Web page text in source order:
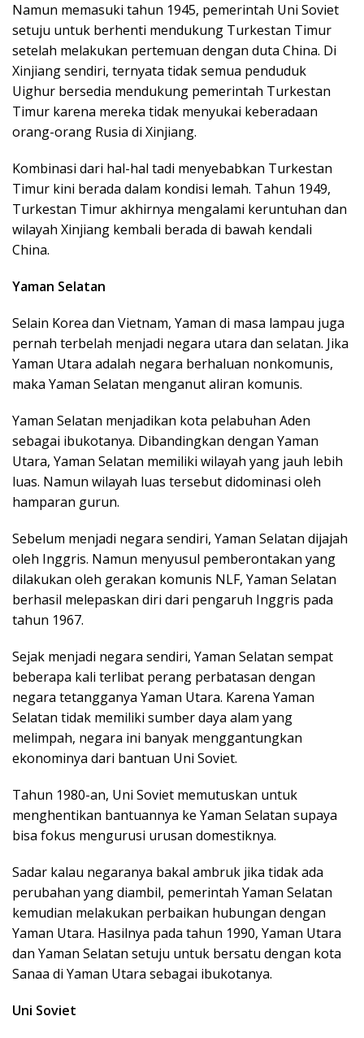
Namun memasuki tahun 1945, pemerintah Uni Soviet
setuju untuk berhenti mendukung Turkestan Timur
setelah melakukan pertemuan dengan duta China. Di
Xinjiang sendiri, ternyata tidak semua penduduk
Uighur bersedia mendukung pemerintah Turkestan
Timur karena mereka tidak menyukai keberadaan
orang-orang Rusia di Xinjiang.
Kombinasi dari hal-hal tadi menyebabkan Turkestan
Timur kini berada dalam kondisi lemah. Tahun 1949,
Turkestan Timur akhirnya mengalami keruntuhan dan
wilayah Xinjiang kembali berada di bawah kendali
China.
Yaman Selatan
Selain Korea dan Vietnam, Yaman di masa lampau juga
pernah terbelah menjadi negara utara dan selatan. Jika
Yaman Utara adalah negara berhaluan nonkomunis,
maka Yaman Selatan menganut aliran komunis.
Yaman Selatan menjadikan kota pelabuhan Aden
sebagai ibukotanya. Dibandingkan dengan Yaman
Utara, Yaman Selatan memiliki wilayah yang jauh lebih
luas. Namun wilayah luas tersebut didominasi oleh
hamparan gurun.
Sebelum menjadi negara sendiri, Yaman Selatan dijajah
oleh Inggris. Namun menyusul pemberontakan yang
dilakukan oleh gerakan komunis NLF, Yaman Selatan
berhasil melepaskan diri dari pengaruh Inggris pada
tahun 1967.
Sejak menjadi negara sendiri, Yaman Selatan sempat
beberapa kali terlibat perang perbatasan dengan
negara tetangganya Yaman Utara. Karena Yaman
Selatan tidak memiliki sumber daya alam yang
melimpah, negara ini banyak menggantungkan
ekonominya dari bantuan Uni Soviet.
Tahun 1980-an, Uni Soviet memutuskan untuk
menghentikan bantuannya ke Yaman Selatan supaya
bisa fokus mengurusi urusan domestiknya.
Sadar kalau negaranya bakal ambruk jika tidak ada
perubahan yang diambil, pemerintah Yaman Selatan
kemudian melakukan perbaikan hubungan dengan
Yaman Utara. Hasilnya pada tahun 1990, Yaman Utara
dan Yaman Selatan setuju untuk bersatu dengan kota
Sanaa di Yaman Utara sebagai ibukotanya.
Uni Soviet